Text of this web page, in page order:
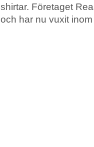
shirtar. Företaget
och har nu vuxit